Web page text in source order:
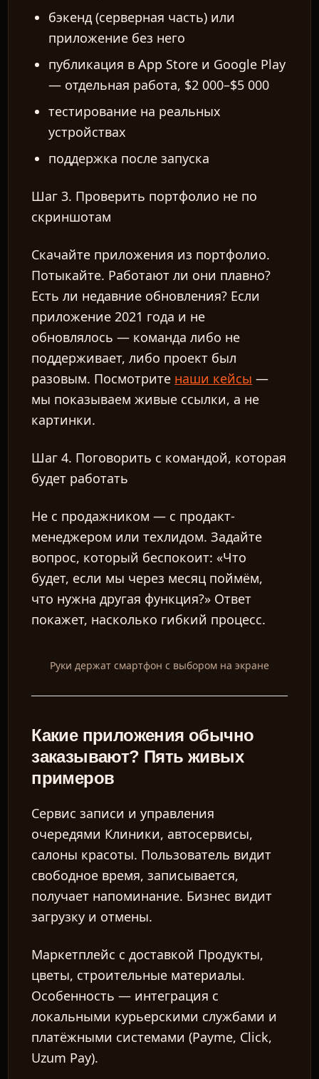
бэкенд (серверная часть) или
приложение без него
публикация в App Store и Google Play
— отдельная работа, $2 000–$5 000
тестирование на реальных
устройствах
поддержка после запуска
Шаг 3. Проверить портфолио не по
скриншотам
Скачайте приложения из портфолио.
Потыкайте. Работают ли они плавно?
Есть ли недавние обновления? Если
приложение 2021 года и не
обновлялось — команда либо не
поддерживает, либо проект был
разовым. Посмотрите наши кейсы —
мы показываем живые ссылки, а не
картинки.
Шаг 4. Поговорить с командой, которая
будет работать
Не с продажником — с продакт-
менеджером или техлидом. Задайте
вопрос, который беспокоит: «Что
будет, если мы через месяц поймём,
что нужна другая функция?» Ответ
покажет, насколько гибкий процесс.
Руки держат смартфон с выбором на экране
Какие приложения обычно
заказывают? Пять живых
примеров
Сервис записи и управления
очередями Клиники, автосервисы,
салоны красоты. Пользователь видит
свободное время, записывается,
получает напоминание. Бизнес видит
загрузку и отмены.
Маркетплейс с доставкой Продукты,
цветы, строительные материалы.
Особенность — интеграция с
локальными курьерскими службами и
платёжными системами (Payme, Click,
Uzum Pay).